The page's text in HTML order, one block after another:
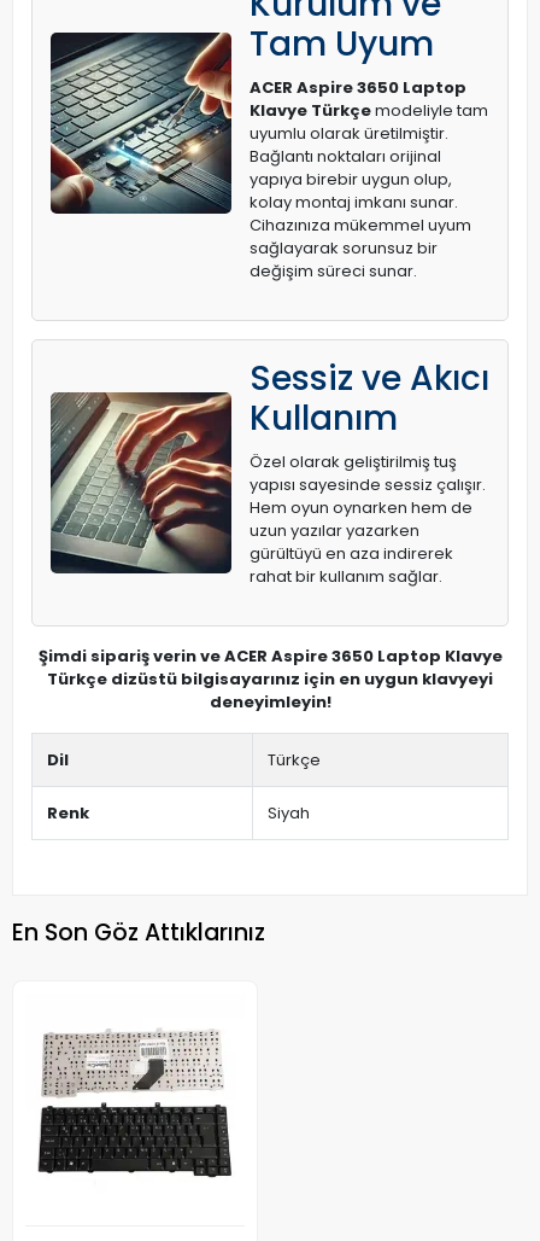
Tam Uyum
ACER Aspire 3650 Laptop
Klavye Türkçemodeliyle tam
uyumlu olarak üretilmiştir.
Bağlantı noktaları orijinal
yapıya birebir uygun olup,
kolay montaj imkanı sunar.
Cihazınıza mükemmel uyum
sağlayarak sorunsuz bir
değişim süreci sunar.
Sessiz ve Akıcı
Kullanım
Özel olarak geliştirilmiş tuş
yapısı sayesinde sessiz çalışır.
Hem oyun oynarken hem de
uzun yazılar yazarken
gürültüyü en aza indirerek
rahat bir kullanım sağlar.
Şimdi sipariş verin ve ACER Aspire 3650 Laptop Klavye
Türkçe dizüstü bilgisayarınız için en uygun klavyeyi
deneyimleyin!
Dil Türkçe
Renk Siyah
En Son Göz Attıklarınız